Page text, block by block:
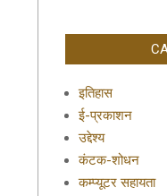
इतिहास
ई-प्रकाशन
उद्देश्य
कंटक-शोधन
कम्प्यूटर सहायता